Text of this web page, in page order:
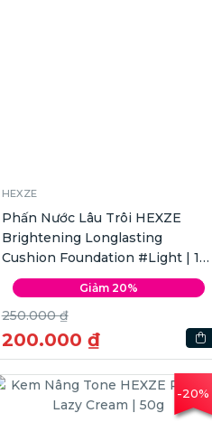
HEXZE
Phấn Nước Lâu Trôi HEXZE
Brightening Longlasting
Cushion Foundation #Light | 15g
x2
Giảm 20%
250.000 ₫
200.000 ₫
-20%